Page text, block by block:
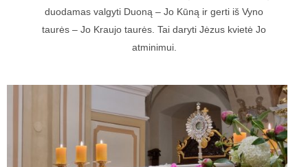
duodamas valgyti Duoną – Jo Kūną ir gerti iš Vyno
taurės – Jo Kraujo taurės. Tai daryti Jėzus kvietė Jo
atminimui.